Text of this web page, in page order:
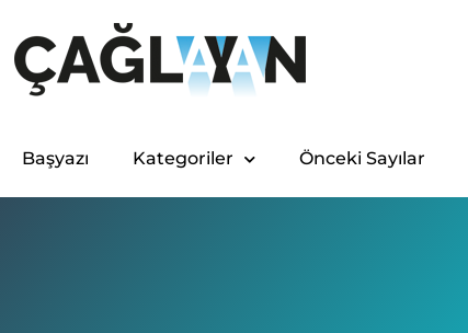
Başyazı Kategoriler Önceki Sayılar